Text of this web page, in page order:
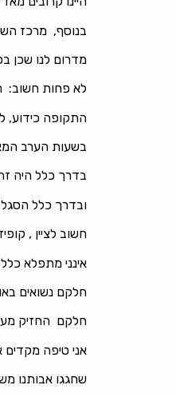
בנוסף, מרכז
מדרום לנו שכן
לא פחות חשוב:
התקופה כידוע,
בשעות הערב
בדרך כלל היה
ובדרך כלל
חשוב לציין ,
אינני מתפלא
חלקם נשואים
חלקם החזיק
אני טיפה
שחגגו אבותנו